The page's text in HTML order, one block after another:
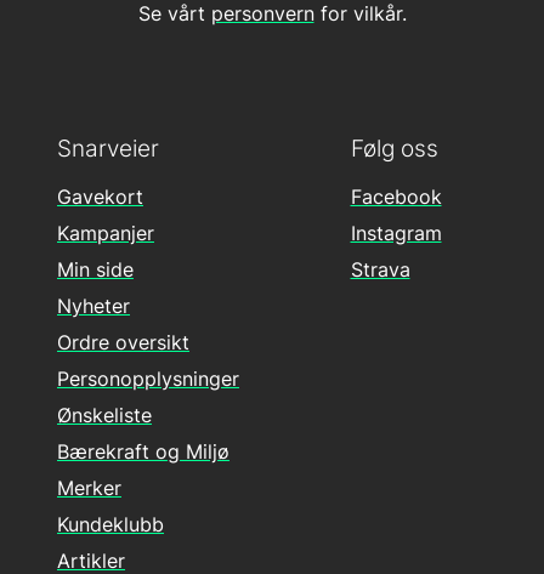
Se vårt personvernfor vilkår.
Følg oss
Facebook
Instagram
Strava
Snarveier
Gavekort
Kampanjer
Min side
Nyheter
Ordre oversikt
Personopplysninger
Ønskeliste
Bærekraft og Miljø
Merker
Kundeklubb
Artikler